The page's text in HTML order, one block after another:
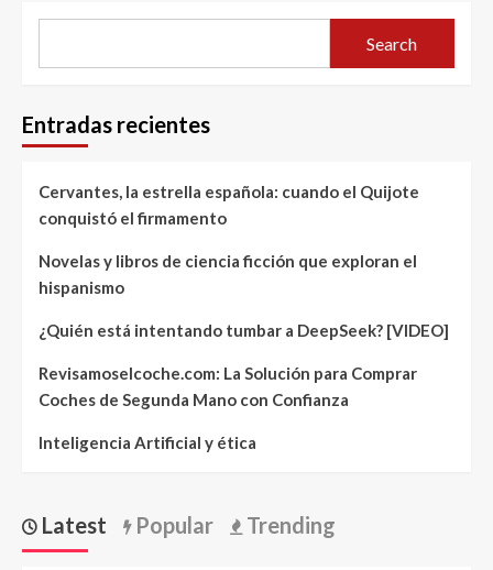
Search
Entradas recientes
Cervantes, la estrella española: cuando el Quijote
conquistó el firmamento
Novelas y libros de ciencia ficción que exploran el
hispanismo
¿Quién está intentando tumbar a DeepSeek? [VIDEO]
Revisamoselcoche.com: La Solución para Comprar
Coches de Segunda Mano con Confianza
Inteligencia Artificial y ética
Latest Popular Trending